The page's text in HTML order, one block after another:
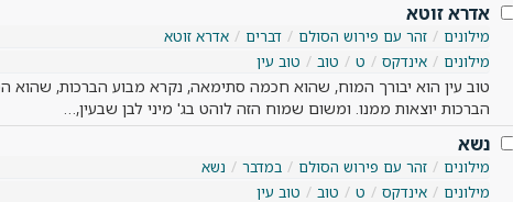
אדרא זוטא
מילונים זהר עם פירוש הסולם דברים
אדרא זוטא
מילונים
אינדקס ט טוב טוב עין
טוב עין הוא יבורך המוח, שהוא חכמה סתימאה, נקרא מבוע הברכות, שהוא
הברכות יוצאות ממנו. ומשום שמוח הזה לוהט בג' מיני לבן שבעין,…
נשא
מילונים זהר עם פירוש הסולם במדבר
נשא
מילונים
אינדקס ט טוב טוב עין